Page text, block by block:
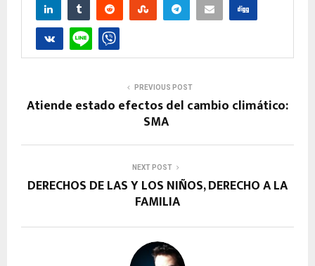
PREVIOUS POST
Atiende estado efectos del cambio climático:
SMA
NEXT POST
DERECHOS DE LAS Y LOS NIÑOS, DERECHO A LA
FAMILIA